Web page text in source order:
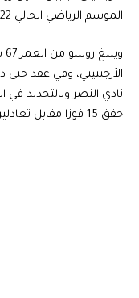
الموسم الرياضي الحالي 2022-2023.
حقق 15 فوزا مقابل تعادلين و3 هزائم.